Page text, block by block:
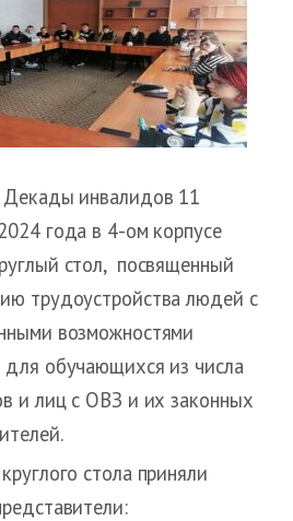
Декады инвалидов 11
года в 4-ом корпусе
стол, посвященный
трудоустройства людей с
возможностями
для обучающихся из числа
и лиц с ОВЗ и их законных
стола приняли